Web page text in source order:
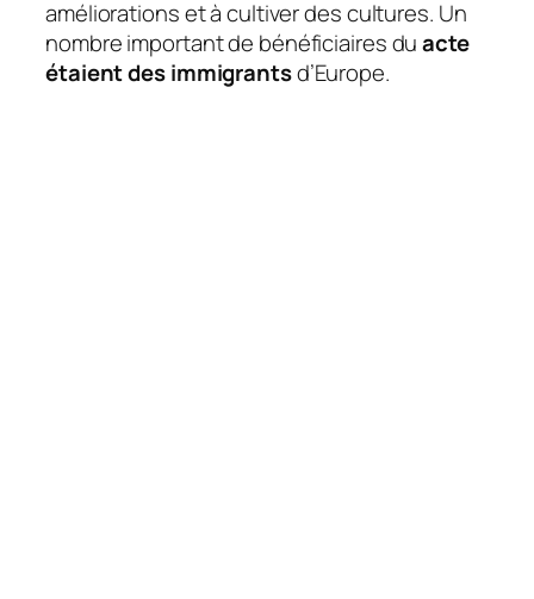
améliorations et à cultiver des cultures. Un
nombre important de bénéficiaires duacte
étaient des immigrantsd’Europe.